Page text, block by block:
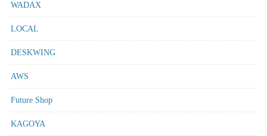
WADAX
LOCAL
DESKWING
AWS
Future Shop
KAGOYA